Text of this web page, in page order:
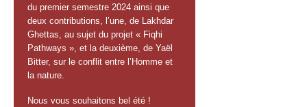
du premier semestre 2024 ainsi que
deux contributions, l’une, de Lakhdar
Ghettas, au sujet du projet « Fiqhi
Pathways », et la deuxième, de Yaël
Bitter, sur le conflit entre l’Homme et
la nature.
Nous vous souhaitons bel été !